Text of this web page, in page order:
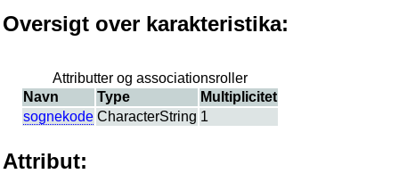
Oversigt over karakteristika:
Attributter og associationsroller
Navn
Type
Multiplicitet
sognekode CharacterString 1
Attribut: